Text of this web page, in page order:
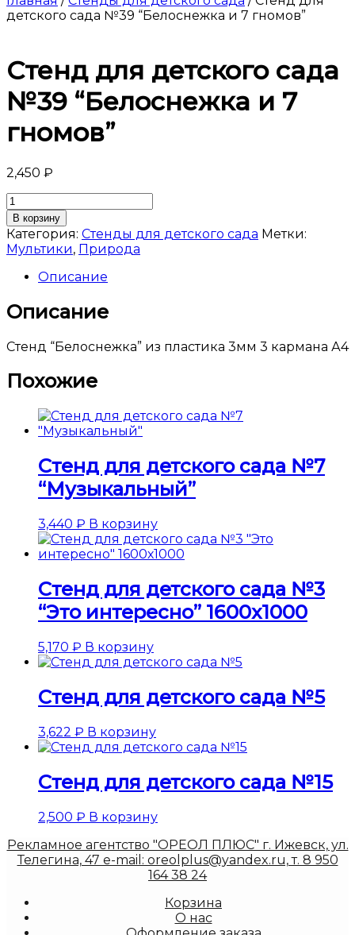
детского сада №39 “Белоснежка и 7 гномов”
Стенд для детского сада
№39 “Белоснежка и 7
гномов”
2,450 ₽
Количество
товара
Стенд
для
детского
сада
"Белоснежка
и
гномов"
В корзину
Категория: Стенды для детского сада Метки:
Мультики, Природа
Описание
Описание
Стенд “Белоснежка” из пластика 3мм 3 кармана А4
Похожие
Стенд для детского сада №7
“Музыкальный”
3,440 ₽ В корзину
Стенд для детского сада №3
“Это интересно” 1600х1000
5,170 ₽ В корзину
Стенд для детского сада №5
3,622 ₽ В корзину
Стенд для детского сада №15
2,500 ₽ В корзину
Рекламное агентство "ОРЕОЛ ПЛЮС" г. Ижевск, ул.
Телегина, 47 e-mail: oreolplus@yandex.ru, т. 8 950
164 38 24
Корзина
О нас